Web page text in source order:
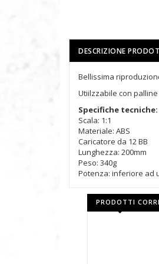
DESCRIZIONE
Bellissima
Utiilzzabile con
Specifiche tecniche:
Scala: 1:1
Materiale: ABS
Caricatore da 12 BB
Lunghezza: 200mm
Peso: 340g
Potenza: inferiore ad
PRODOTTI